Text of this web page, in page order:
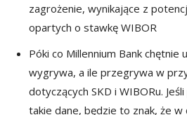
zagrożenie, wynikające z
opartych o stawkę WIBOR
Póki co Millennium Bank chętnie
wygrywa, a ile przegrywa w
dotyczących SKD i WIBORu.
takie dane, będzie to znak, że w